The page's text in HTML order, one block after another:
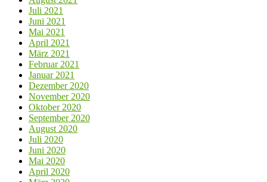
Juli 2021
Juni 2021
Mai 2021
April 2021
März 2021
Februar 2021
Januar 2021
Dezember 2020
November 2020
Oktober 2020
September 2020
August 2020
Juli 2020
Juni 2020
Mai 2020
April 2020